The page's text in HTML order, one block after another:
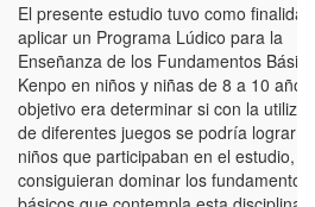
El presente estudio tuvo como finalidad
aplicar un Programa Lúdico para la
Enseñanza de los Fundamentos
Kenpo en niños y niñas de 8 a 10
objetivo era determinar si con la
de diferentes juegos se podría lograr
niños que participaban en el estudio,
consiguieran dominar los fundamentos